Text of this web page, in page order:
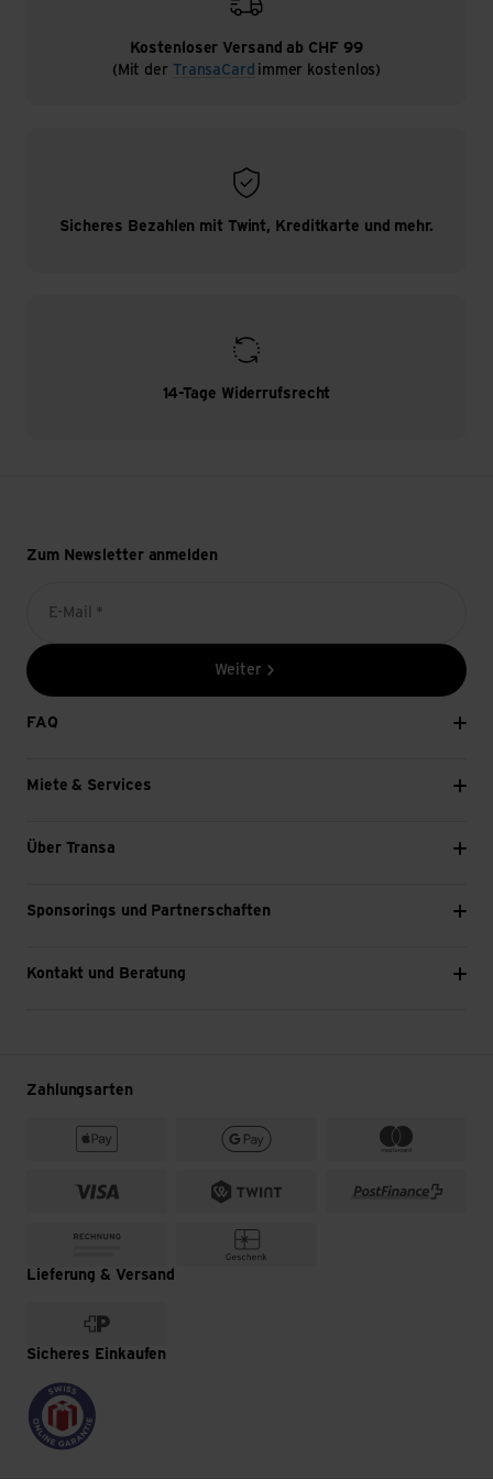
Kostenloser Versand ab CHF 99
(Mit der TransaCard immer kostenlos)
Sicheres Bezahlen mit Twint, Kreditkarte und mehr.
14-Tage Widerrufsrecht
Zum Newsletter anmelden
E-Mail *
Weiter
FAQ
Miete & Services
Über Transa
Sponsorings und Partnerschaften
Kontakt und Beratung
Zahlungsarten
Lieferung & Versand
Sicheres Einkaufen